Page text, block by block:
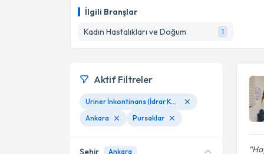
İlgili Branşlar
Kadın Hastalıkları ve Doğum
1
Aktif Filtreler
Uriner İnkontinans (İdrar Kaçırma) Tanı Ve Tedavisi
Ankara
Pursaklar
Şehir Ankara